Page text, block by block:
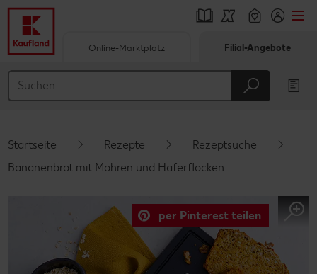
Hauptinhalt
Schwebender Seitenbereich
Online-Marktplatz Filial-Angebote
Startseite Rezepte
Rezeptsuche
Bananenbrot mit Möhren und Haferflocken
per Pinterest teilen